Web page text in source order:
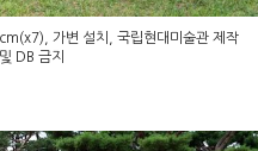
가변 설치, 국립현대미술관 제작
DB 금지